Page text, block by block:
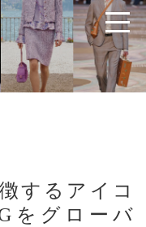
するアイコ
をグローバ